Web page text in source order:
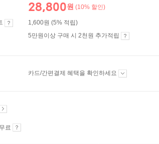
28,800원 (10% 할인)
1,600원 (5% 적립)
5만원이상 구매 시 2천원 추가적립
카드/간편결제 혜택을 확인하세요
료